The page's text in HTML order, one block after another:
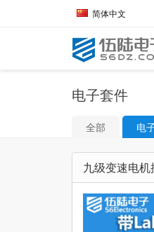
简体中文
电子套件
全部 电
九级变速电